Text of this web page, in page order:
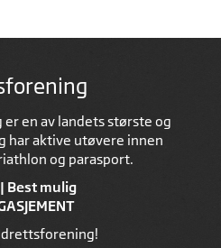
en av landets største og
har aktive utøvere innen
og parasport.
Best mulig